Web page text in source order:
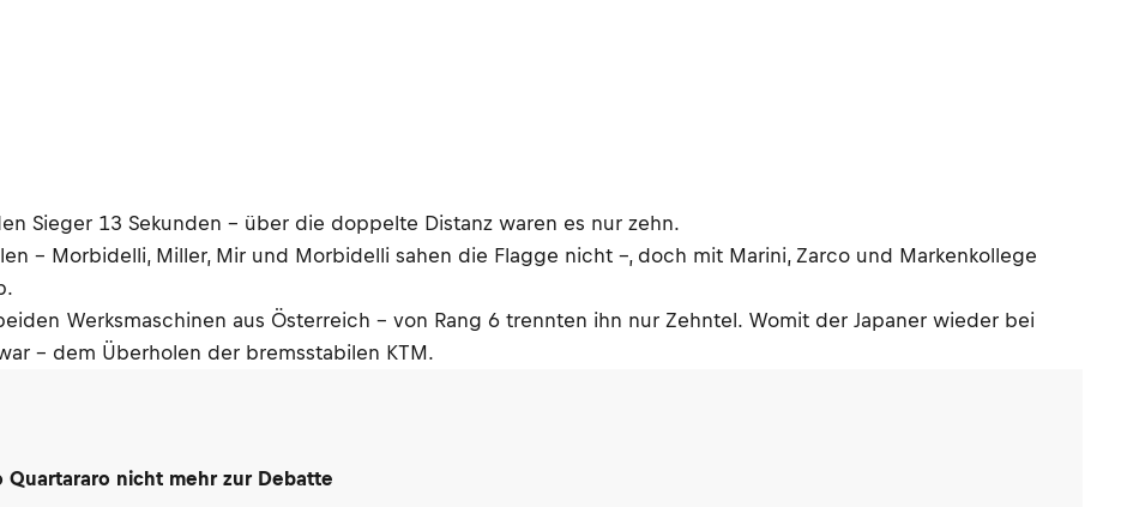
Sieger 13 Sekunden – über die doppelte Distanz waren es nur zehn.
– Morbidelli, Miller, Mir und Morbidelli sahen die Flagge nicht –, doch mit Marini, Zarco und Markenkollege
Werksmaschinen aus Österreich – von Rang 6 trennten ihn nur Zehntel. Womit der Japaner wieder bei
– dem Überholen der bremsstabilen KTM.
Quartararo nicht mehr zur Debatte